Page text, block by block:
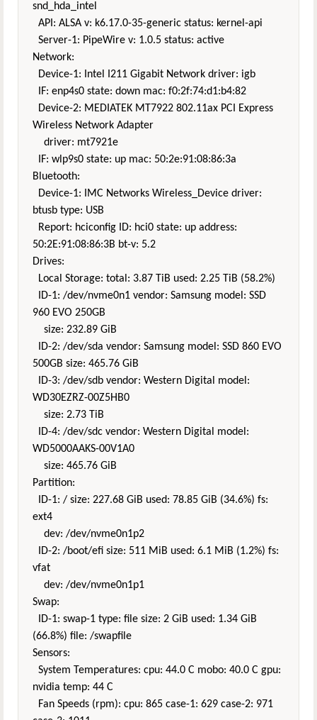
snd_hda_intel
API: ALSA v: k6.17.0-35-generic status: kernel-api
Server-1: PipeWire v: 1.0.5 status: active
Network:
Device-1: Intel I211 Gigabit Network driver: igb
IF: enp4s0 state: down mac: f0:2f:74:d1:b4:82
Device-2: MEDIATEK MT7922 802.11ax PCI Express
Wireless Network Adapter
driver: mt7921e
IF: wlp9s0 state: up mac: 50:2e:91:08:86:3a
Bluetooth:
Device-1: IMC Networks Wireless_Device driver:
btusb type: USB
Report: hciconfig ID: hci0 state: up address:
50:2E:91:08:86:3B bt-v: 5.2
Drives:
Local Storage: total: 3.87 TiB used: 2.25 TiB (58.2%)
ID-1: /dev/nvme0n1 vendor: Samsung model: SSD
960 EVO 250GB
size: 232.89 GiB
ID-2: /dev/sda vendor: Samsung model: SSD 860 EVO
500GB size: 465.76 GiB
ID-3: /dev/sdb vendor: Western Digital model:
WD30EZRZ-00Z5HB0
size: 2.73 TiB
ID-4: /dev/sdc vendor: Western Digital model:
WD5000AAKS-00V1A0
size: 465.76 GiB
Partition:
ID-1: / size: 227.68 GiB used: 78.85 GiB (34.6%) fs:
ext4
dev: /dev/nvme0n1p2
ID-2: /boot/efi size: 511 MiB used: 6.1 MiB (1.2%) fs:
vfat
dev: /dev/nvme0n1p1
Swap:
ID-1: swap-1 type: file size: 2 GiB used: 1.34 GiB
(66.8%) file: /swapfile
Sensors:
System Temperatures: cpu: 44.0 C mobo: 40.0 C gpu:
nvidia temp: 44 C
Fan Speeds (rpm): cpu: 865 case-1: 629 case-2: 971